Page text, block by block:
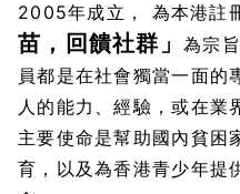
2005年成立， 為本港註
苗，回饋社群」 為宗
員都是在社會獨當一面
人的能力、經驗，或在業
主要使命是幫助國內貧困
育，以及為香港青少年提